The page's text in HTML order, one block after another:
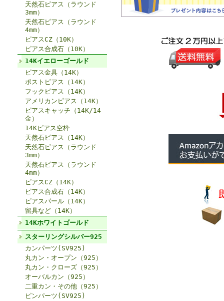
天然石ピアス（ラウンド
3mm）
天然石ピアス（ラウンド
4mm）
ピアスCZ（10K）
ピアス合成石（10K）
14Kイエローゴールド
ピアス金具（14K）
ポストピアス（14K）
フックピアス（14K）
アメリカンピアス（14K）
ピアスキャッチ（14K/14
金）
14Kピアス空枠
天然石ピアス（14K）
天然石ピアス（ラウンド
3mm）
天然石ピアス（ラウンド
4mm）
ピアスCZ（14K）
ピアス合成石（14K）
ピアスパール（14K）
留具など（14K）
14Kホワイトゴールド
スターリングシルバー925
カンパーツ(SV925)
丸カン・オープン（925）
丸カン・クローズ（925）
オーバルカン（925）
二重カン・その他（925）
ピンパーツ(SV925)